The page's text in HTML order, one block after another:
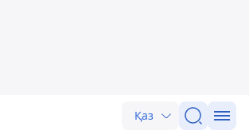
Қаз